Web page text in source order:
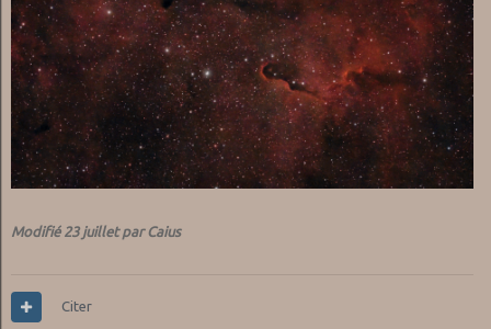
Modifié 23 juilletpar Caius
Citer